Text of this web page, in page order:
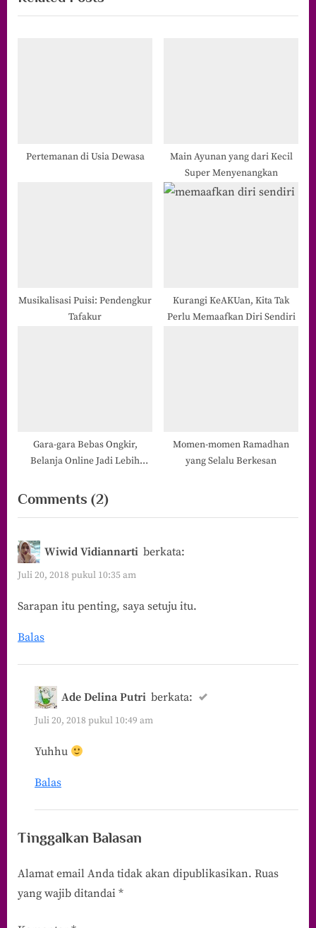
u
P
Pertemanan di Usia Dewasa
Main Ayunan yang dari Kecil
Super Menyenangkan
Musikalisasi Puisi: Pendengkur
Tafakur
Kurangi KeAKUan, Kita Tak
Perlu Memaafkan Diri Sendiri
Gara-gara Bebas Ongkir,
Belanja Online Jadi Lebih
Momen-momen Ramadhan
yang Selalu Berkesan
Comments (2)on
“Filosofi
Sederhana,
Wiwid Vidiannarti berkata:
Juli 20, 2018 pukul 10:35 am
Sarapan itu penting, saya setuju itu.
Balas
Ade Delina Putri berkata:
Juli 20, 2018 pukul 10:49 am
Yuhhu
Balas
Tinggalkan Balasan
Alamat email Anda tidak akan dipublikasikan. Ruas
yang wajib ditandai *